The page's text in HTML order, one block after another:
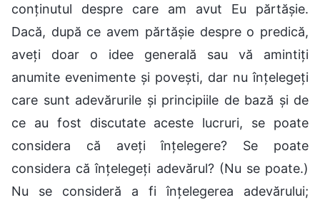
conținutul despre care am avut Eu părtășie.
Dacă, după ce avem părtășie despre o predică,
aveți doar o idee generală sau vă amintiți
anumite evenimente și povești, dar nu înțelegeți
care sunt adevărurile și principiile de bază și de
ce au fost discutate aceste lucruri, se poate
considera că aveți înțelegere? Se poate
considera că înțelegeți adevărul? (Nu se poate.)
Nu se consideră a fi înțelegerea adevărului;